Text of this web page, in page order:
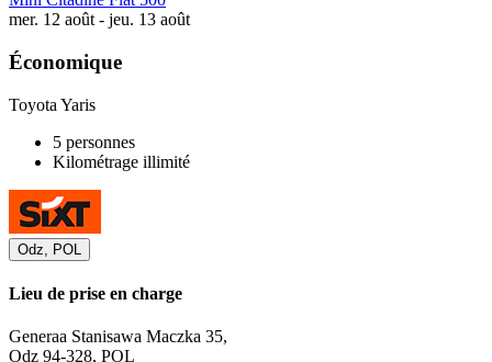
mer. 12 août - jeu. 13 août
Économique
Toyota Yaris
5 personnes
Kilométrage illimité
Odz, POL
Lieu de prise en charge
Generaa Stanisawa Maczka 35,
Odz 94-328, POL